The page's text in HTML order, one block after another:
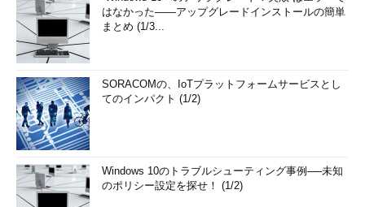
はなかった――アップグレードインストールの簡単
まとめ (1/3...
SORACOMの、IoTプラットフォームサービスとし
てのインパクト (1/2)
Windows 10のトラブルシューティング事例──未知
のポリシー設定を探せ！ (1/2)